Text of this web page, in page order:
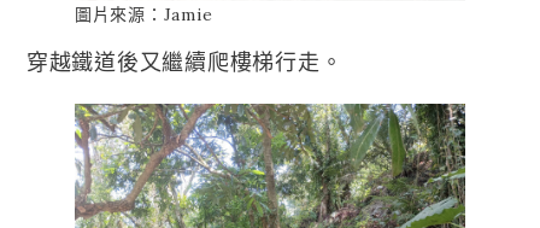
圖片來源：Jamie
穿越鐵道後又繼續爬樓梯行走。